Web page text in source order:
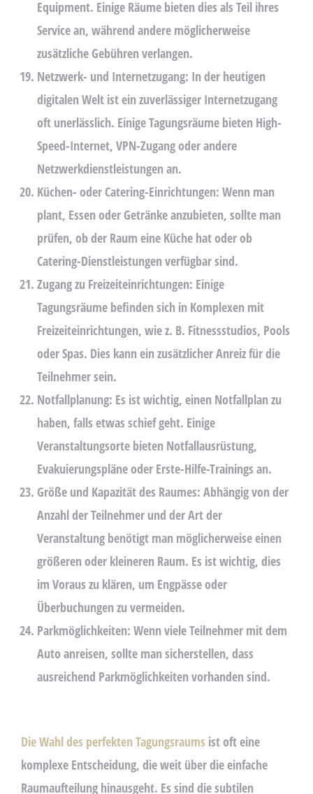
Equipment. Einige Räume bieten dies als Teil ihres
Service an, während andere möglicherweise
zusätzliche Gebühren verlangen.
Netzwerk- und Internetzugang: In der heutigen
digitalen Welt ist ein zuverlässiger Internetzugang
oft unerlässlich. Einige Tagungsräume bieten High-
Speed-Internet, VPN-Zugang oder andere
Netzwerkdienstleistungen an.
Küchen- oder Catering-Einrichtungen: Wenn man
plant, Essen oder Getränke anzubieten, sollte man
prüfen, ob der Raum eine Küche hat oder ob
Catering-Dienstleistungen verfügbar sind.
Zugang zu Freizeiteinrichtungen: Einige
Tagungsräume befinden sich in Komplexen mit
Freizeiteinrichtungen, wie z. B. Fitnessstudios, Pools
oder Spas. Dies kann ein zusätzlicher Anreiz für die
Teilnehmer sein.
Notfallplanung: Es ist wichtig, einen Notfallplan zu
haben, falls etwas schief geht. Einige
Veranstaltungsorte bieten Notfallausrüstung,
Evakuierungspläne oder Erste-Hilfe-Trainings an.
Größe und Kapazität des Raumes: Abhängig von der
Anzahl der Teilnehmer und der Art der
Veranstaltung benötigt man möglicherweise einen
größeren oder kleineren Raum. Es ist wichtig, dies
im Voraus zu klären, um Engpässe oder
Überbuchungen zu vermeiden.
Parkmöglichkeiten: Wenn viele Teilnehmer mit dem
Auto anreisen, sollte man sicherstellen, dass
ausreichend Parkmöglichkeiten vorhanden sind.
Die Wahl des perfekten Tagungsraums ist oft eine
komplexe Entscheidung, die weit über die einfache
Raumaufteilung hinausgeht. Es sind die subtilen